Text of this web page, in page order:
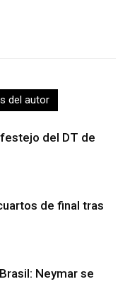
del autor
del DT de
de final tras
Neymar se